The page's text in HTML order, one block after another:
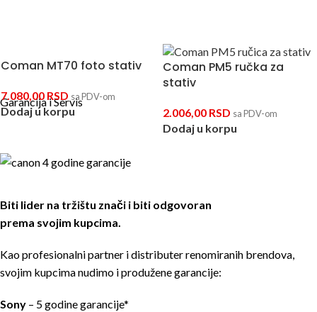
Coman MT70 foto stativ
7.080,00 RSD sa PDV-om
Dodaj u korpu
Coman PM5 ručka za
stativ
2.006,00 RSD sa PDV-om
Dodaj u korpu
Garancija i Servis
Biti lider na tržištu znači i biti odgovoran
prema svojim kupcima.
Kao profesionalni partner i distributer renomiranih brendova,
svojim kupcima nudimo i produžene garancije:
Sony – 5 godine garancije*